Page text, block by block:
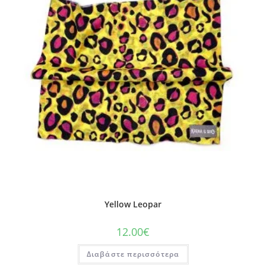
Yellow Leopar
12.00€
Διαβάστε περισσότερα